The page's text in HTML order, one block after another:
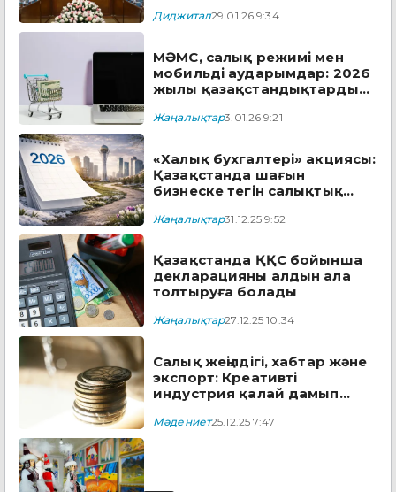
Диджитал29.01.26 9:34
МӘМС, салық режимі мен
мобильді аударымдар: 2026
жылы қазақстандықтарды
Жаңалықтар3.01.26 9:21
«Халық бухгалтері» акциясы:
Қазақстанда шағын
бизнеске тегін салықтық
Жаңалықтар31.12.25 9:52
Қазақстанда ҚҚС бойынша
декларацияны алдын ала
толтыруға болады
Жаңалықтар27.12.25 10:34
Салық жеңілдігі, хабтар және
экспорт: Креативті
индустрия қалай дамып
Мәдениет25.12.25 7:47